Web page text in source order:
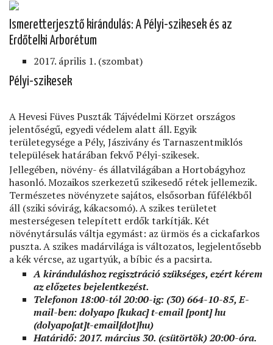
Ismeretterjesztő kirándulás: A Pélyi-szikesek és az
Erdőtelki Arborétum
2017. április 1. (szombat)
Pélyi-szikesek
A Hevesi Füves Puszták Tájvédelmi Körzet országos
jelentőségű, egyedi védelem alatt áll. Egyik
területegysége a Pély, Jászivány és Tarnaszentmiklós
települések határában fekvő Pélyi-szikesek.
Jellegében, növény- és állatvilágában a Hortobágyhoz
hasonló. Mozaikos szerkezetű szikesedő rétek jellemezik.
Természetes növényzete sajátos, elsősorban fűfélékből
áll (sziki sóvirág, kákacsomó). A szikes területet
mesterségesen telepített erdők tarkítják. Két
növénytársulás váltja egymást: az ürmös és a cickafarkos
puszta. A szikes madárvilága is változatos, legjelentősebb
a kék vércse, az ugartyúk, a bíbic és a pacsirta.
A kiránduláshoz regisztráció szükséges, ezért kérem
az előzetes bejelentkezést.
Telefonon 18:00-tól 20:00-ig: (30) 664-10-85, E-
mail-ben:dolyapo[kukac]t-email[pont]hu
(dolyapo[at]t-email[dot]hu)
Határidő: 2017. március 30. (csütörtök) 20:00-óra.